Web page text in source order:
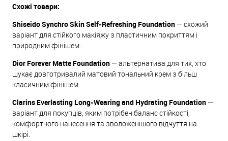
Схожі товари:
Shiseido Synchro Skin Self-Refreshing Foundation — схожий
варіант для стійкого макіяжу з пластичним покриттям і
природним фінішем.
Dior Forever Matte Foundation — альтернатива для тих, хто
шукає довготривалий матовий тональний крем з більш
класичним фінішем.
Clarins Everlasting Long-Wearing and Hydrating Foundation —
варіант для покупців, яким потрібен баланс стійкості,
комфортного нанесення та зволоженішого відчуття на
шкірі.